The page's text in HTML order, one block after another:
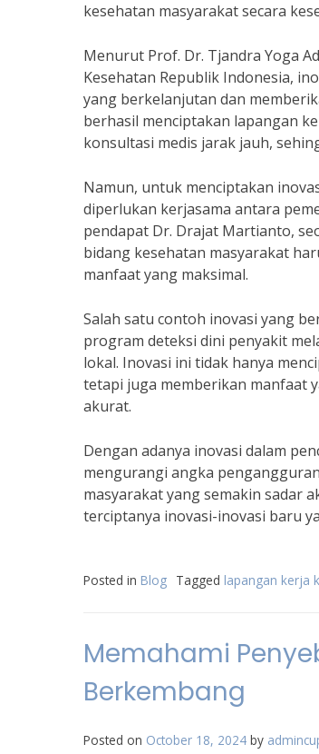
kesehatan masyarakat secara
Menurut Prof. Dr. Tjandra Yoga
Kesehatan Republik Indonesia,
yang berkelanjutan dan
berhasil menciptakan lapangan
konsultasi medis jarak jauh,
Namun, untuk menciptakan
diperlukan kerjasama antara
pendapat Dr. Drajat Martianto,
bidang kesehatan masyarakat
manfaat yang maksimal.
Salah satu contoh inovasi yang
program deteksi dini penyakit
lokal. Inovasi ini tidak hanya
tetapi juga memberikan manfaat
akurat.
Dengan adanya inovasi dalam
mengurangi angka
masyarakat yang semakin sadar
terciptanya inovasi-inovasi baru
Posted in Blog Tagged lapangan kerja
Memahami
Berkembang
Posted on October 18, 2024 by